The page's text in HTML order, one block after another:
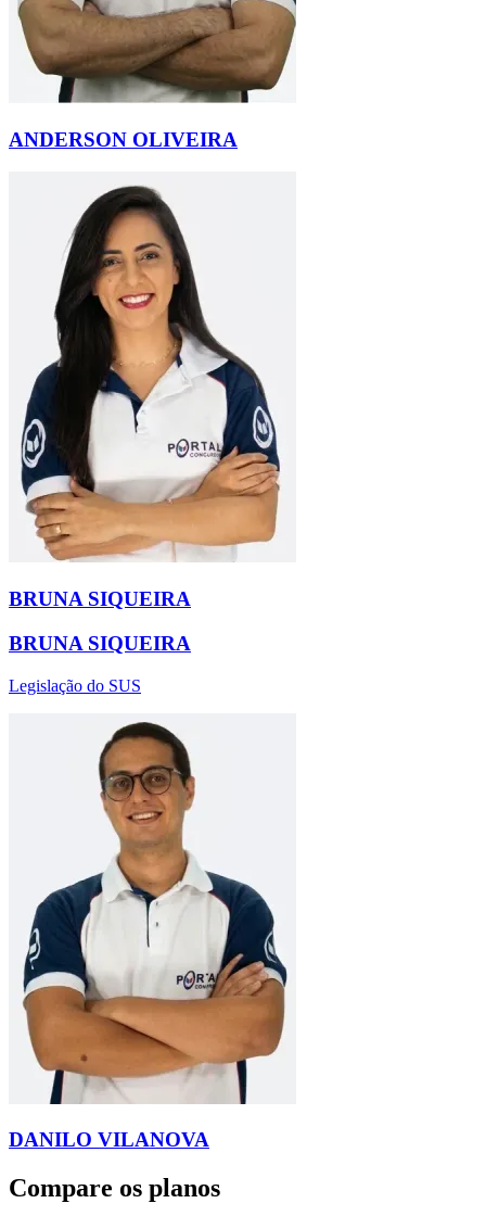
ANDERSON OLIVEIRA
BRUNA SIQUEIRA
BRUNA SIQUEIRA
Legislação do SUS
DANILO VILANOVA
Compare os planos